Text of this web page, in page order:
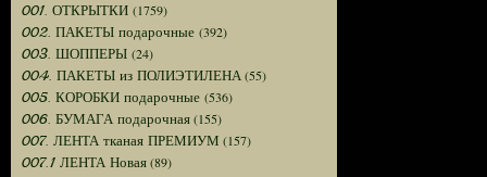
001. ОТКРЫТКИ (1759)
002. ПАКЕТЫ подарочные (392)
003. ШОППЕРЫ (24)
004. ПАКЕТЫ из ПОЛИЭТИЛЕНА(55)
005. КОРОБКИ подарочные (536)
006. БУМАГА подарочная(155)
007. ЛЕНТА тканая ПРЕМИУМ (157)
007.1 ЛЕНТА Новая(89)